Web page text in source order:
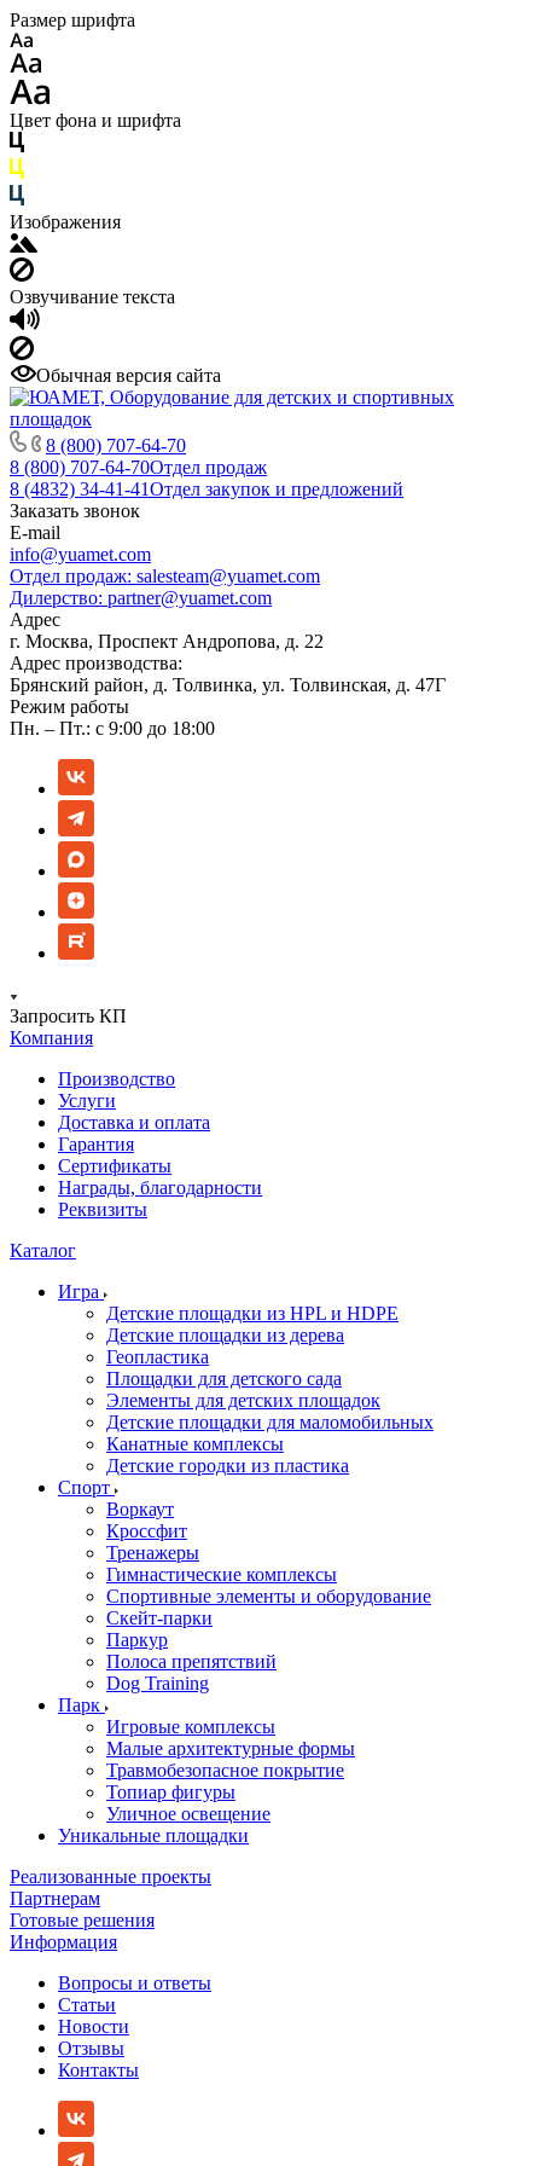
Размер шрифта
Цвет фона и шрифта
Изображения
Озвучивание текста
Обычная версия сайта
8 (800) 707-64-70
8 (800) 707-64-70Отдел продаж
8 (4832) 34-41-41Отдел закупок и предложений
Заказать звонок
E-mail
info@yuamet.com
Отдел продаж: salesteam@yuamet.com
Дилерство: partner@yuamet.com
Адрес
г. Москва, Проспект Андропова, д. 22
Адрес производства:
Брянский район, д. Толвинка, ул. Толвинская, д. 47Г
Режим работы
Пн. – Пт.: с 9:00 до 18:00
Запросить КП
Компания
Производство
Услуги
Доставка и оплата
Гарантия
Сертификаты
Награды, благодарности
Реквизиты
Каталог
Игра
Детские площадки из HPL и HDPE
Детские площадки из дерева
Геопластика
Площадки для детского сада
Элементы для детских площадок
Детские площадки для маломобильных
Канатные комплексы
Детские городки из пластика
Спорт
Воркаут
Кроссфит
Тренажеры
Гимнастические комплексы
Спортивные элементы и оборудование
Скейт-парки
Паркур
Полоса препятствий
Dog Training
Парк
Игровые комплексы
Малые архитектурные формы
Травмобезопасное покрытие
Топиар фигуры
Уличное освещение
Уникальные площадки
Реализованные проекты
Партнерам
Готовые решения
Информация
Вопросы и ответы
Статьи
Новости
Отзывы
Контакты